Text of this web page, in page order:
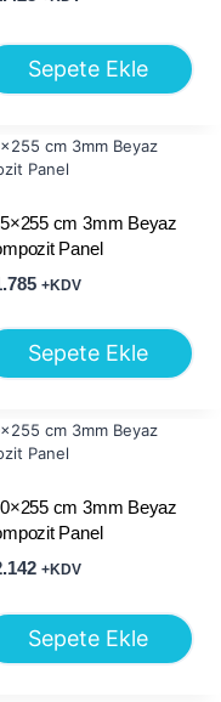
Sepete Ekle
cm 3mm Beyaz
Panel
+KDV
Sepete Ekle
cm 3mm Beyaz
Panel
+KDV
Sepete Ekle